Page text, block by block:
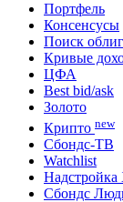
Портфель
Консенсусы
Поиск
Кривые
ЦФА
Best bid/ask
Золото
Крипто new
Сбондс-ТВ
Watchlist
Надстройка
Сбондс